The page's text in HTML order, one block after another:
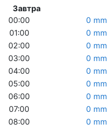
Завтра
00:00
0 mm
01:00
0 mm
02:00
0 mm
03:00
0 mm
04:00
0 mm
05:00
0 mm
06:00
0 mm
07:00
0 mm
08:00
0 mm